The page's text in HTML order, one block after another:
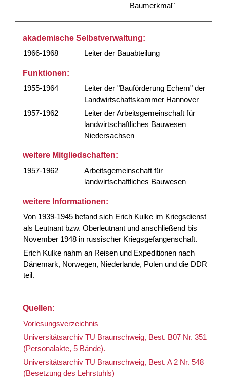
Baumerkmal"
akademische Selbstverwaltung:
1966-1968
Leiter der Bauabteilung
Funktionen:
1955-1964
Leiter der "Bauförderung Echem" der
Landwirtschaftskammer Hannover
1957-1962
Leiter der Arbeitsgemeinschaft für
landwirtschaftliches Bauwesen
Niedersachsen
weitere Mitgliedschaften:
1957-1962
Arbeitsgemeinschaft für
landwirtschaftliches Bauwesen
weitere Informationen:
Von 1939-1945 befand sich Erich Kulke im Kriegsdienst
als Leutnant bzw. Oberleutnant und anschließend bis
November 1948 in russischer Kriegsgefangenschaft.
Erich Kulke nahm an Reisen und Expeditionen nach
Dänemark, Norwegen, Niederlande, Polen und die DDR
teil.
Quellen:
Vorlesungsverzeichnis
Universitätsarchiv TU Braunschweig, Best. B07 Nr. 351
(Personalakte, 5 Bände).
Universitätsarchiv TU Braunschweig, Best. A 2 Nr. 548
(Besetzung des Lehrstuhls)